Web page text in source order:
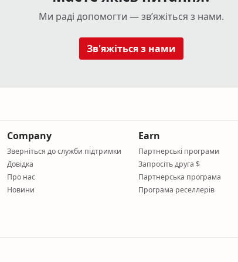
Ми раді допомогти — зв’яжіться з нами.
Зв'яжіться з нами
a lobby TV
historical image lookup
needed
Company
Зверніться до служби підтримки
Довідка
Про нас
Новини
Earn
Партнерські програми
Запросіть друга $
Партнерська програма
Програма реселлерів